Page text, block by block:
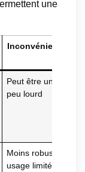
une
Inconvénients
Peut être un
peu lourd
Moins robuste,
usage limité